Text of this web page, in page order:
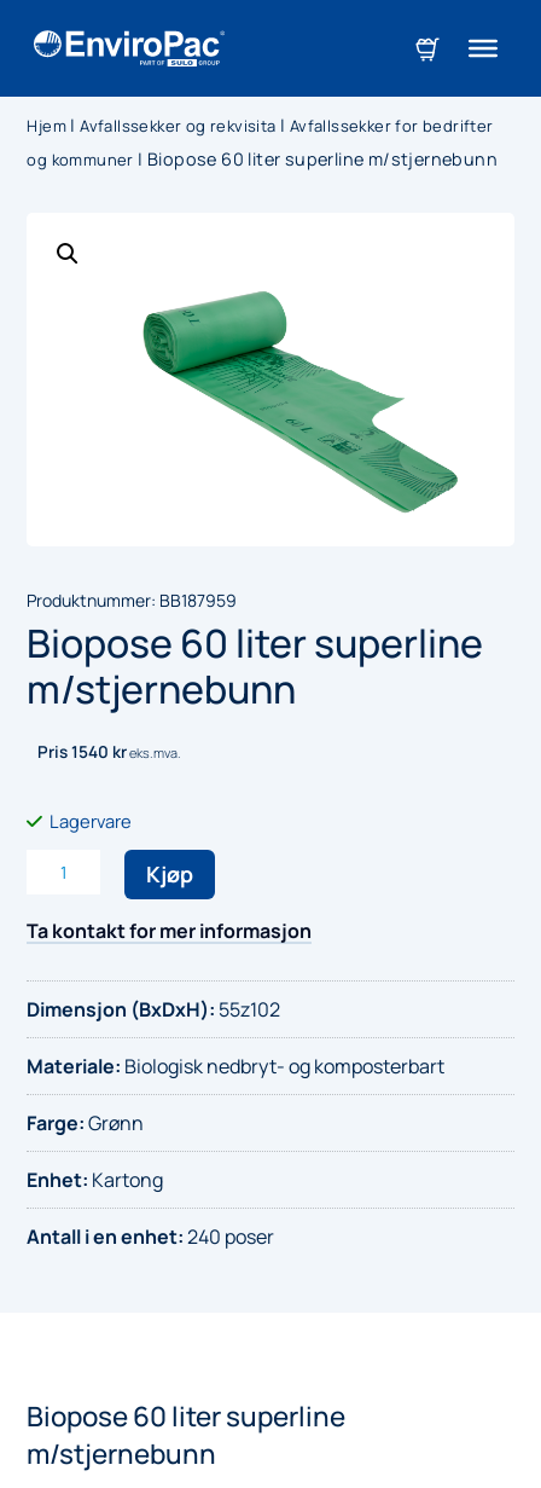
Hjem |Avfallssekker og rekvisita | Avfallssekker for bedrifter
og kommuner | Biopose 60 liter superline m/stjernebunn
Produktnummer: BB187959
Biopose 60 liter superline
m/stjernebunn
Pris1540 kreks.mva.
Lagervare
Biopose
liter
m/stjernebunn
Kjøp
Ta kontakt for mer informasjon
Dimensjon (BxDxH): 55z102
Materiale: Biologisk nedbryt- og komposterbart
Farge:Grønn
Enhet: Kartong
Antall i en enhet:240 poser
Biopose 60 liter superline
m/stjernebunn